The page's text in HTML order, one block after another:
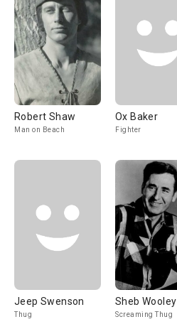
Robert Shaw
Man on Beach
Ox Baker
Fighter
Jeep Swenson
Thug
Sheb Wooley
Screaming Thug